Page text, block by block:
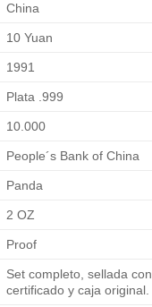
China
10 Yuan
1991
Plata .999
10.000
People´s Bank of China
Panda
2 OZ
Proof
Set completo, sellada con
certificado y caja original.